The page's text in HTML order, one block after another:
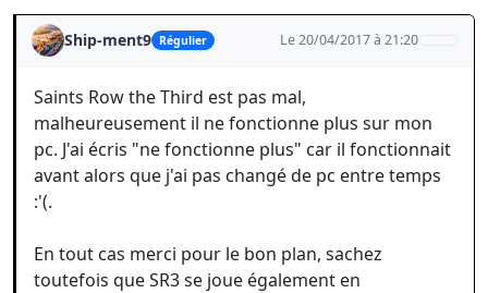
Ship-ment9 Régulier Le 20/04/2017 à 21:20
Saints Row the Third est pas mal,
malheureusement il ne fonctionne plus sur mon
pc. J'ai écris "ne fonctionne plus" car il fonctionnait
avant alors que j'ai pas changé de pc entre temps
:'(.
En tout cas merci pour le bon plan, sachez
toutefois que SR3 se joue également en